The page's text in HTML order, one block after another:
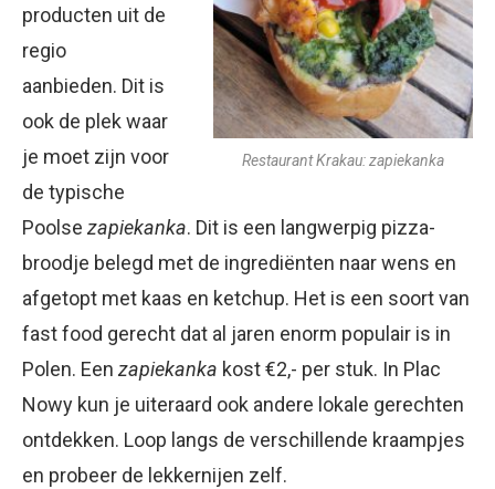
Restaurant Krakau:zapiekanka
producten uit de
regio
aanbieden. Dit is
ook de plek waar
je moet zijn voor
de typische
Poolse zapiekanka. Dit is een langwerpig pizza-
broodje belegd met de ingrediënten naar wens en
afgetopt met kaas en ketchup. Het is een soort van
fast food gerecht dat al jaren enorm populair is in
Polen. Een zapiekanka kost €2,- per stuk. In Plac
Nowy kun je uiteraard ook andere lokale gerechten
ontdekken. Loop langs de verschillende kraampjes
en probeer de lekkernijen zelf.